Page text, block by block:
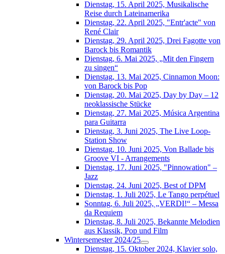
Dienstag, 15. April 2025, Musikalische
Reise durch Lateinamerika
Dienstag, 22. April 2025, "Entr'acte" von
René Clair
Dienstag, 29. April 2025, Drei Fagotte von
Barock bis Romantik
Dienstag, 6. Mai 2025, „Mit den Fingern
zu singen“
Dienstag, 13. Mai 2025, Cinnamon Moon:
von Barock bis Pop
Dienstag, 20. Mai 2025, Day by Day – 12
neoklassische Stücke
Dienstag, 27. Mai 2025, Música Argentina
para Guitarra
Dienstag, 3. Juni 2025, The Live Loop-
Station Show
Dienstag, 10. Juni 2025, Von Ballade bis
Groove VI - Arrangements
Dienstag, 17. Juni 2025, "Pinnowation" –
Jazz
Dienstag, 24. Juni 2025, Best of DPM
Dienstag, 1. Juli 2025, Le Tango perpétuel
Sonntag, 6. Juli 2025, „VERDI!“ – Messa
da Requiem
Dienstag, 8. Juli 2025, Bekannte Melodien
aus Klassik, Pop und Film
Wintersemester 2024/25
Dienstag, 15. Oktober 2024, Klavier solo,